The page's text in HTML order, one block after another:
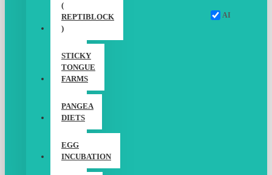
(
REPTIBLOCK
)
STICKY
TONGUE
FARMS
PANGEA
DIETS
EGG
INCUBATION
AI